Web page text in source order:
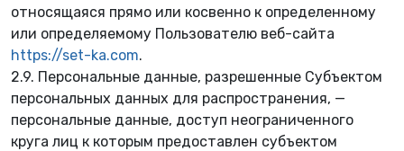
относящаяся прямо или косвенно к определенному
или определяемому Пользователю веб-сайта
https://set-ka.com.
2.9. Персональные данные, разрешенные Субъектом
персональных данных для распространения, —
персональные данные, доступ неограниченного
круга лиц к которым предоставлен субъектом